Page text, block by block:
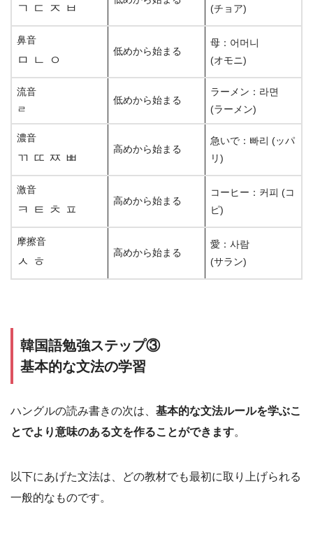
ㄱ ㄷ ㅈ ㅂ
(チョア)
鼻音
ㅁ ㄴ ㅇ
低めから始まる
母：어머니
(オモニ)
流音
ㄹ
低めから始まる
ラーメン：라면
(ラーメン)
濃音
ㄲ ㄸ ㅉ ㅃ
高めから始まる
急いで：빠리 (ッパ
リ)
激音
ㅋ ㅌ ㅊ ㅍ
高めから始まる
コーヒー：커피 (コ
ピ)
摩擦音
ㅅ ㅎ
高めから始まる
愛：사람
(サラン)
韓国語勉強ステップ③
基本的な文法の学習
ハングルの読み書きの次は、 基本的な文法ルールを学ぶこ
とでより意味のある文を作ることができます。
以下にあげた文法は、どの教材でも最初に取り上げられる
一般的なものです。